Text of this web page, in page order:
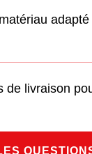
adapté
de livraison